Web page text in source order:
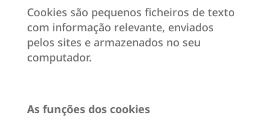
Cookies são pequenos ficheiros de texto
com informação relevante, enviados
pelos sites e armazenados no seu
computador.
As funções dos cookies